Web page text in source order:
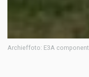
Archieffoto: E3A component